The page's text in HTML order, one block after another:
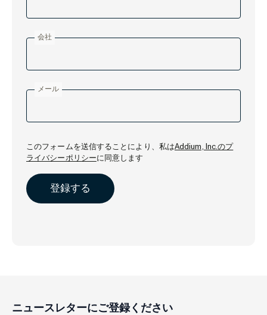
会社
メール
このフォームを送信することにより、私はAddium, Inc.のプ
ライバシーポリシーに同意します
ニュースレターにご登録ください